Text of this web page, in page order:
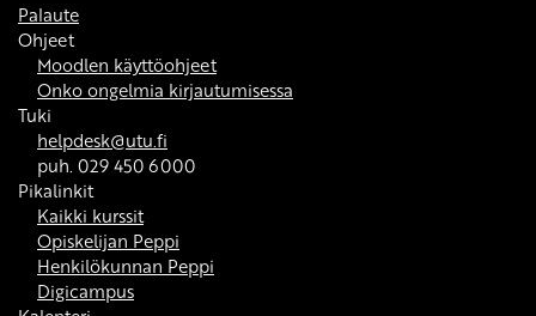
Palaute
Ohjeet
Moodlen käyttöohjeet
Onko ongelmia kirjautumisessa
Tuki
helpdesk@utu.fi
puh. 029 450 6000
Pikalinkit
Kaikki kurssit
Opiskelijan Peppi
Henkilökunnan Peppi
Digicampus